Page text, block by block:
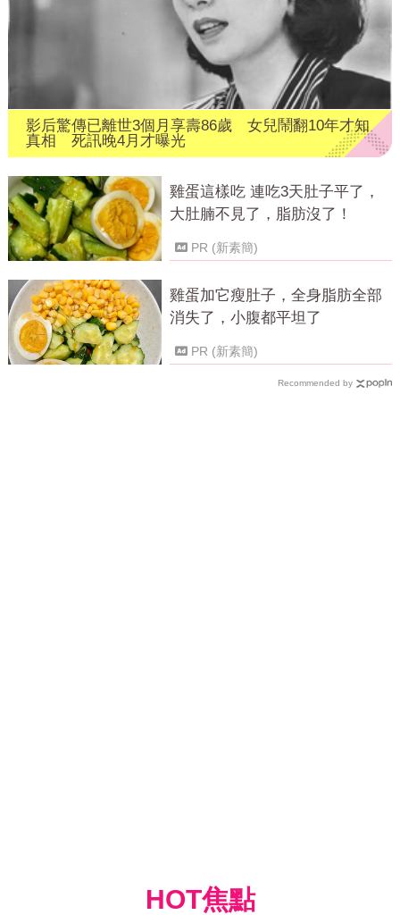
影后驚傳已離世3個月享壽86歲 女兒鬧翻10年才知
真相 死訊晚4月才曝光
雞蛋這樣吃 連吃3天肚子平了，
大肚腩不見了，脂肪沒了！
PR (新素簡)
雞蛋加它瘦肚子，全身脂肪全部
消失了，小腹都平坦了
PR (新素簡)
Recommended by
HOT焦點